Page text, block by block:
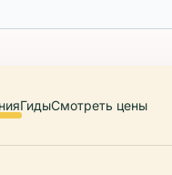
ГидыСмотреть цены